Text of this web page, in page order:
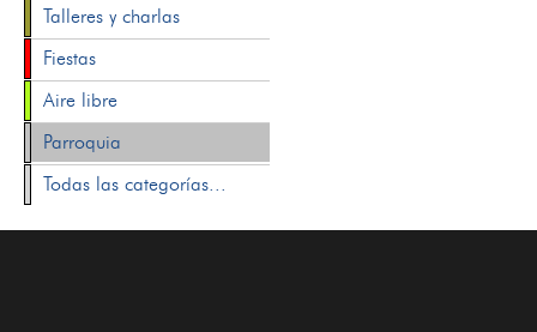
Talleres y charlas
Fiestas
Aire libre
Parroquia
Todas las categorías...